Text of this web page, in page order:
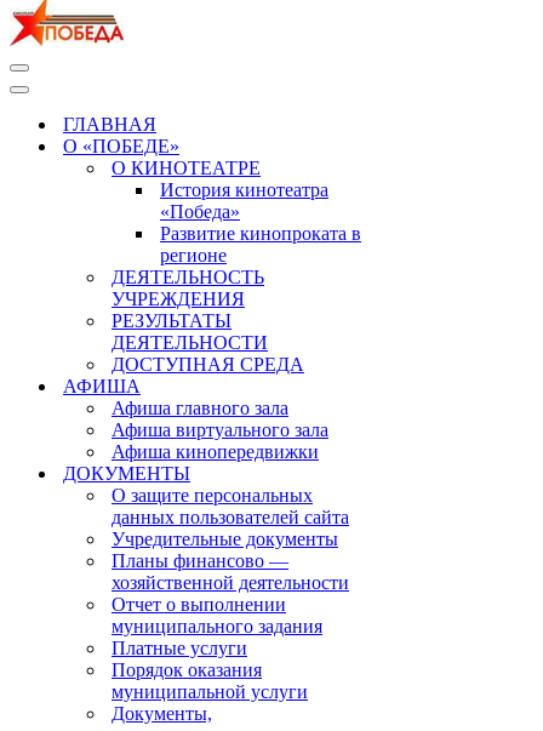
Меню
навигации
Меню
навигацииГЛАВНАЯ
О «ПОБЕДЕ»
О КИНОТЕАТРЕ
История кинотеатра
«Победа»
Развитие кинопроката в
регионе
ДЕЯТЕЛЬНОСТЬ
УЧРЕЖДЕНИЯ
РЕЗУЛЬТАТЫ
ДЕЯТЕЛЬНОСТИ
ДОСТУПНАЯ СРЕДА
АФИША
Афиша главного зала
Афиша виртуального зала
Афиша кинопередвижки
ДОКУМЕНТЫ
О защите персональных
данных пользователей сайта
Учредительные документы
Планы финансово —
хозяйственной деятельности
Отчет о выполнении
муниципального задания
Платные услуги
Порядок оказания
муниципальной услуги
Документы,